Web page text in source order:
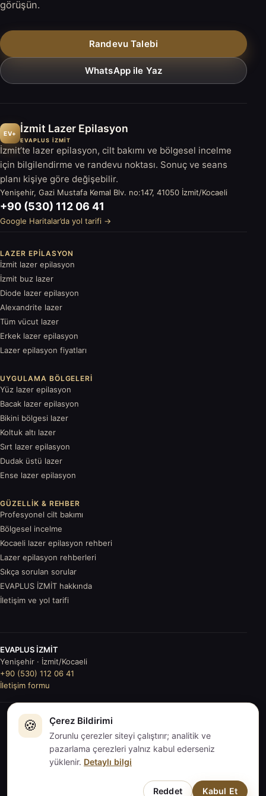
görüşün.
Randevu Talebi
WhatsApp ile Yaz
EV+ İzmit Lazer Epilasyon
EVAPLUS İZMİT
İzmit’te lazer epilasyon, cilt bakımı ve bölgesel incelme
için bilgilendirme ve randevu noktası. Sonuç ve seans
planı kişiye göre değişebilir.
Yenişehir, Gazi Mustafa Kemal Blv. no:147, 41050 İzmit/Kocaeli
+90 (530) 112 06 41
Google Haritalar’da yol tarifi →
LAZER EPILASYON
İzmit lazer epilasyon
İzmit buz lazer
Diode lazer epilasyon
Alexandrite lazer
Tüm vücut lazer
Erkek lazer epilasyon
Lazer epilasyon fiyatları
UYGULAMA BÖLGELERI
Yüz lazer epilasyon
Bacak lazer epilasyon
Bikini bölgesi lazer
Koltuk altı lazer
Sırt lazer epilasyon
Dudak üstü lazer
Ense lazer epilasyon
GÜZELLIK & REHBER
Profesyonel cilt bakımı
Bölgesel incelme
Kocaeli lazer epilasyon rehberi
Lazer epilasyon rehberleri
Sıkça sorulan sorular
EVAPLUS İZMİT hakkında
İletişim ve yol tarifi
EVAPLUS İZMİT
Yenişehir · İzmit/Kocaeli
+90 (530) 112 06 41
İletişim formu
© 2026 EVAPLUS İZMİT. Tüm hakları saklıdır.
bilgilendirmedir; tıbbi tavsiye değildir.
Gizlilik· Çerezler· Sitemap·Çerez tercihleri
🍪 Çerez Bildirimi
Zorunlu çerezler siteyi çalıştırır; analitik ve
pazarlama çerezleri yalnız kabul ederseniz
yüklenir. Detaylı bilgi
Reddet Kabul Et